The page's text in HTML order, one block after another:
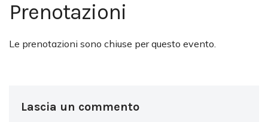
Prenotazioni
Le prenotazioni sono chiuse per questo evento.
Lascia un commento